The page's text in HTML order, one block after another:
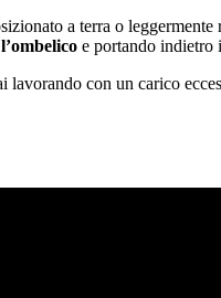
a terra o
e portando indietro
con un carico